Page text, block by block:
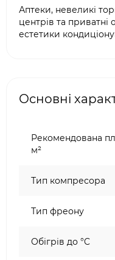
Аптеки, невеликі
центрів та
естетики
Основні
Рекомендована
м²
Тип компресора
Тип фреону
Обігрів до °C